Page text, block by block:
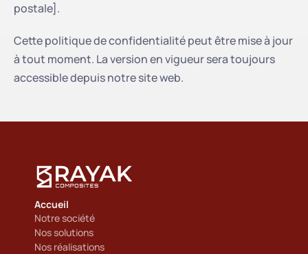
postale].
Cette politique de confidentialité peut être mise à jour
à tout moment. La version en vigueur sera toujours
accessible depuis notre site web.
Accueil
Notre société
Nos solutions
Nos réalisations